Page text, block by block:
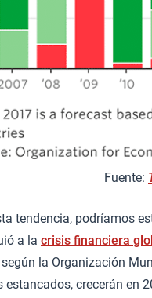
Fuente:
tendencia, podríamos
a la crisis financiera
la Organización
crecerán en